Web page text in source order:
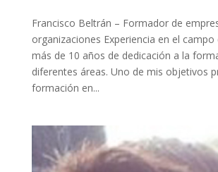
Francisco Beltrán – Formador de
organizaciones Experiencia en el
más de 10 años de dedicación a la
diferentes áreas. Uno de mis objetivos
formación en...